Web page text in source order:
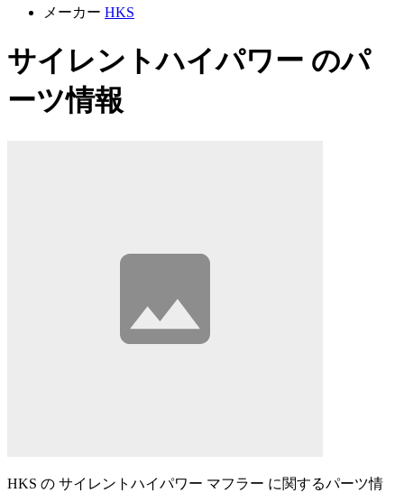
メーカー HKS
サイレントハイパワー のパ
ーツ情報
HKS の サイレントハイパワー マフラー に関するパーツ情